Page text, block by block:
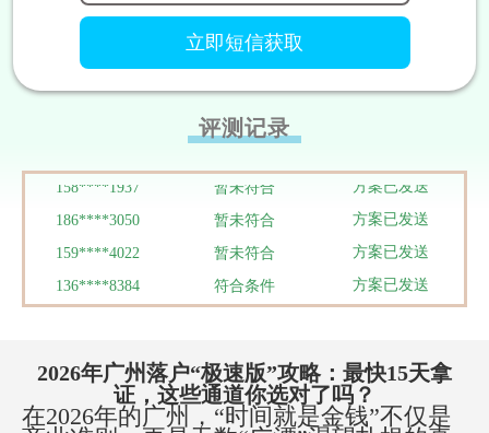
评测记录
133****5319 暂未符合 方案已发送
符合条件
暂未符合
158****1937 暂未符合 方案已发送
134****0095 暂未符合 方案已发送
138****2905 符合条件 方案已发送
187****1303 符合条件 方案已发送
2026年广州落户“极速版”攻略：最快15天拿
证，这些通道你选对了吗？
在2026年的广州，“时间就是金钱”不仅是